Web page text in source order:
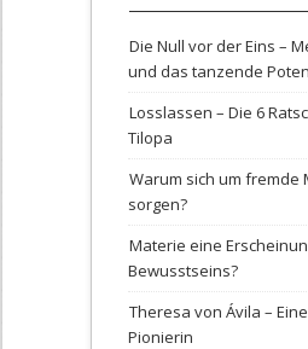
Die Null vor der Eins –
und das tanzende
Losslassen – Die 6
Tilopa
Warum sich um fremde
sorgen?
Materie eine
Bewusstseins?
Theresa von Ávila –
Pionierin